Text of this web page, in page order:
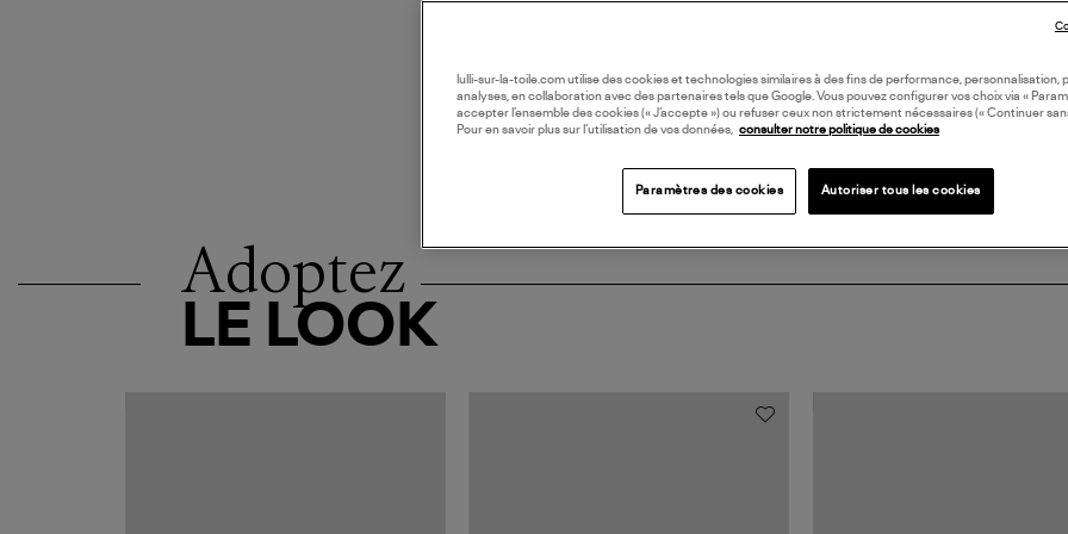
EN
Adoptez
LE LOOK
lulli-sur-la-toile.com utilise des cookies et technologies similaires à des fins de performance, personnalisation,
analyses, en collaboration avec des partenaires tels que Google. Vous pouvez configurer vos choix via «
accepter l’ensemble des cookies (« J’accepte ») ou refuser ceux non strictement nécessaires (« Continuer
Pour en savoir plus sur l’utilisation de vos données, consulter notre politique de cookies
Paramètres des cookies Autoriser tous les cookies